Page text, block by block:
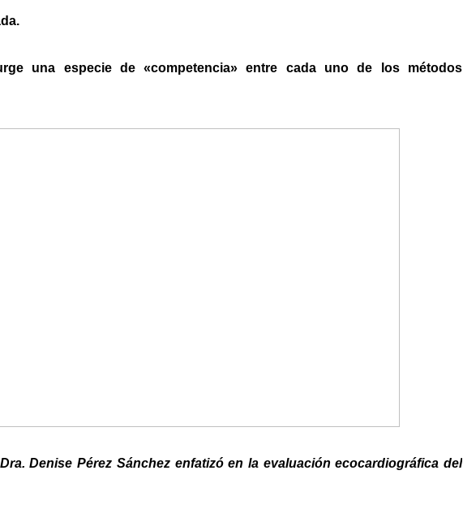
una especie de «competencia» entre cada uno de los métodos
Denise Pérez Sánchez enfatizó en la evaluación ecocardiográfica del